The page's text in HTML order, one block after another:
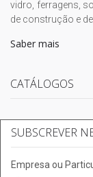
vidro, ferragens,
de construção e
Saber mais
CATÁLOGOS
SUBSCREVER
Empresa ou